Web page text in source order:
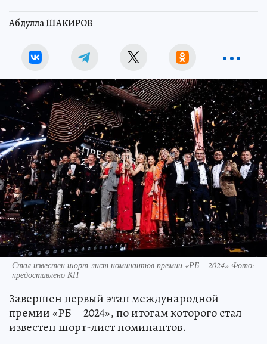
Абдулла ШАКИРОВ
Стал известен шорт-лист номинантов премии «РБ – 2024» Фото:
предоставлено КП
Завершен первый этап международной
премии «РБ – 2024», по итогам которого стал
известен шорт-лист номинантов.